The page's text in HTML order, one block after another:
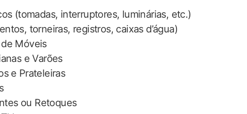
(tomadas, interruptores, luminárias, etc.)
‌torneiras, registros, caixas‌ d’água)
Móveis
e Varões
⁢e Prateleiras
ou Retoques